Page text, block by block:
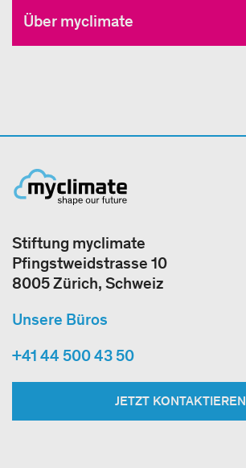
Über myclimate
Stiftung myclimate
Pfingstweidstrasse 10
8005 Zürich, Schweiz
Unsere Büros
+41 44 500 43 50
JETZT KONTAKTIEREN